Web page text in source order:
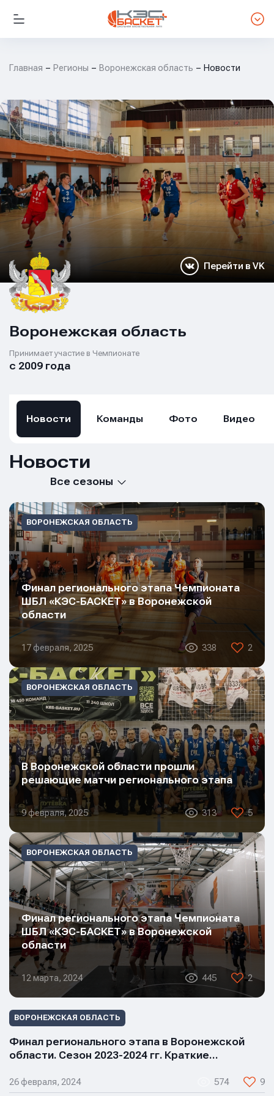
Главная Регионы Воронежская область Новости
Перейти в VK
Воронежская область
Принимает участие в Чемпионате
с 2009 года
Новости Команды Фото Видео
Новости
Все сезоны
ВОРОНЕЖСКАЯ ОБЛАСТЬ
Финал регионального этапа Чемпионата
ШБЛ «КЭС-БАСКЕТ» в Воронежской
области
17 февраля, 2025 338 2
ВОРОНЕЖСКАЯ ОБЛАСТЬ
В Воронежской области прошли
решающие матчи регионального этапа
9 февраля, 2025 313 5
ВОРОНЕЖСКАЯ ОБЛАСТЬ
Финал регионального этапа Чемпионата
ШБЛ «КЭС-БАСКЕТ» в Воронежской
области
12 марта, 2024 445 2
ВОРОНЕЖСКАЯ ОБЛАСТЬ
Финал регионального этапа в Воронежской
области. Сезон 2023-2024 гг. Краткие…
26 февраля, 2024 574 9